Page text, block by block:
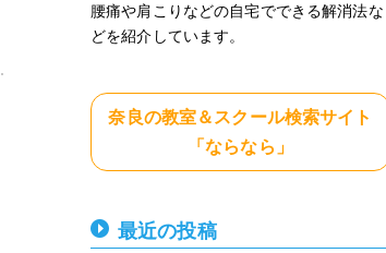
腰痛や肩こりなどの自宅でできる解消法な
どを紹介しています。
奈良の教室＆スクール検索サイト
「ならなら」
最近の投稿